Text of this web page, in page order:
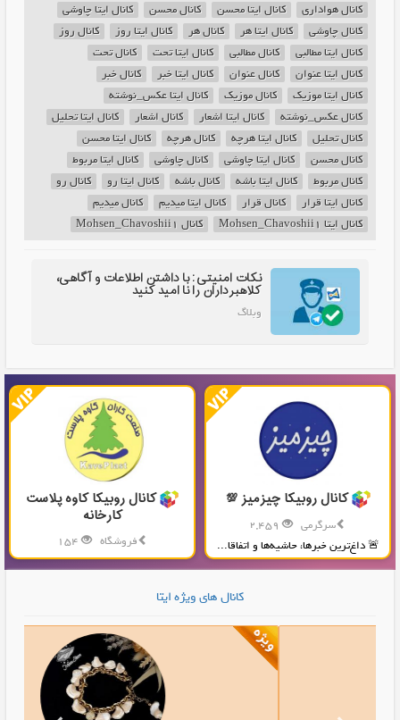
کانال هواداری کانال ایتا محسن کانال محسن
کانال ایتا چاوشی
کانال چاوشی
کانال ایتا هر کانال هر کانال ایتا روز
کانال روز
کانال ایتا مطالبی
کانال مطالبی کانال ایتا تحت
کانال تحت
کانال ایتا عنوان
کانال عنوان کانال ایتا خبر
کانال خبر
کانال ایتا موزیک
کانال موزیک
کانال ایتا عکس_نوشته
کانال عکس_نوشته
کانال ایتا اشعار کانال اشعار
کانال ایتا تحلیل
کانال تحلیل
کانال ایتا هرچه کانال هرچه
کانال ایتا محسن
کانال محسن
کانال ایتا چاوشی کانال چاوشی
کانال ایتا مربوط
کانال مربوط
کانال ایتا باشه کانال باشه کانال ایتا رو
کانال رو
کانال ایتا قرار
کانال قرار کانال ایتا میدیم
کانال میدیم
کانال ایتا Mohsen_Chavoshii1
کانال Mohsen_Chavoshii1
نکات امنیتی: با داشتن اطلاعات و آگاهی،
کلاهبرداران را نا امید کنید
وبلاگ
کانال روبیکا چیزمیز 💯
سرگرمی
🚨 داغ‌ترین خبرها، حاشیه‌ها و اتفاقا...
کانال روبیکا کاوه پلاست
کارخانه
فروشگاه
تولید و پخش محصولات پلاستیکی...
کانال های ویژه ایتا